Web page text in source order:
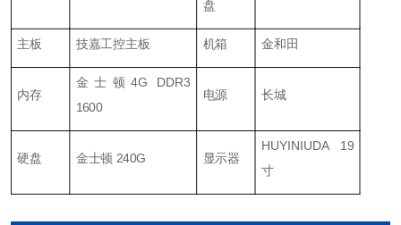
盘
主板 技嘉工控主板 机箱 金和田
内存
金士顿4G DDR3
1600
电源 长城
硬盘 金士顿 240G 显示器
HUYINIUDA 19
寸